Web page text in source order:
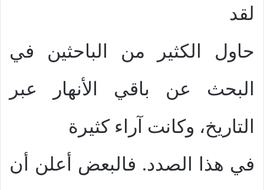
لقد
حاول الكثير من الباحثين في
البحث عن باقي الأنهار عبر
التاريخ، وكانت آراء كثيرة
في هذا الصدد. فالبعض أعلن أن